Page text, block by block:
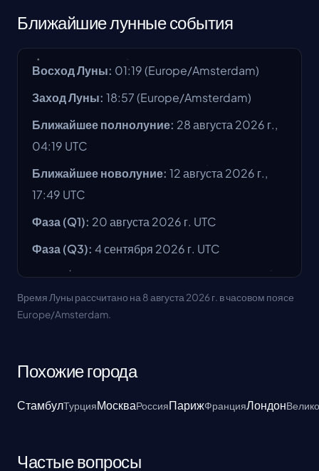
Ближайшие лунные события
Восход Луны: 01:19(Europe/Amsterdam)
Заход Луны: 18:57(Europe/Amsterdam)
Ближайшее полнолуние: 28 августа 2026 г.,
04:19 UTC
Ближайшее новолуние: 12 августа 2026 г.,
17:49 UTC
Фаза(Q1): 20 августа 2026 г. UTC
Фаза(Q3): 4 сентября 2026 г. UTC
Время Луны рассчитано на 8 августа 2026 г. в часовом поясе
Europe/Amsterdam.
Похожие города
СтамбулТурцияМоскваРоссияПарижФранцияЛондон
Частые вопросы